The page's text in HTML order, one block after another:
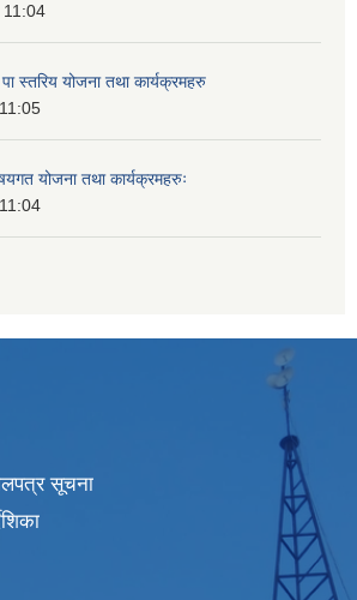
स्तरिय योजना तथा कार्यक्रमहरु
योजना तथा कार्यक्रमहरुः
सूचना